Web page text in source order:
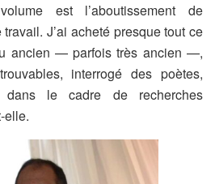
est l’aboutissement de
J’ai acheté presque tout ce
ancien — parfois très ancien —,
interrogé des poètes,
dans le cadre de recherches
elle.